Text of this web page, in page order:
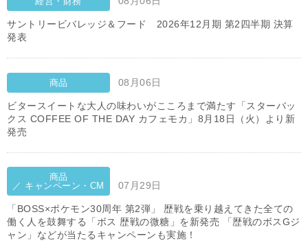
サントリービバレッジ＆フード 2026年12月期 第2四半期 決算
発表
商品 08月06日
ビタースイートな大人の味わいがこころまで満たす「スターバッ
クス COFFEE OF THE DAY カフェモカ」8月18日（火）より新
発売
商品
／ キャンペーン・CM
07月29日
「BOSS×ポケモン30周年 第2弾」 歴戦を乗り越えてきた全ての
働く人を鼓舞する「ボス 歴戦の微糖」を新発売 「歴戦のボスGジ
ャン」などが当たるキャンペーンも実施！